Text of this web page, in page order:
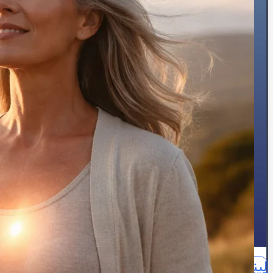
🔥درد قفسه سینه
🦠رماتیسم قلبی
💓تپش قلب
🍔چربی خون
😵سنکوپ
عارضه‌یابی
⏰نوبت‌دهی آنلاین
👩🏻‍⚕️درباره ما
🩺دکتر محبوبه شیخ
🏥درباره کلینیک
📕زندگینامه
📃سوابق علمی و اجرایی
🥇افتخارات و تقدیرنامه‌ها
📞تماس با ما
لینکدین اینستاگرام آپاراتواتساپ واتساپ